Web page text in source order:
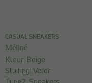
CASUAL SNEAKERS
Méliné
Kleur: Beige
Sluiting:Veter